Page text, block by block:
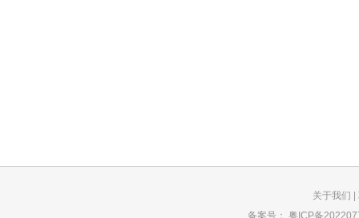
关于我们 |
备案号：粤ICP备